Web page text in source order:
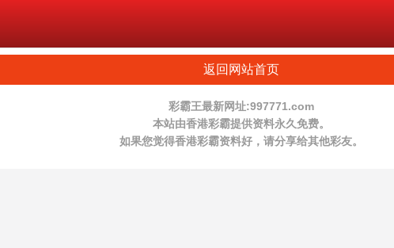
返回网站首页
彩霸王最新网址:997771.com
本站由香港彩霸提供资料永久免费。
如果您觉得香港彩霸资料好，请分享给其他彩友。